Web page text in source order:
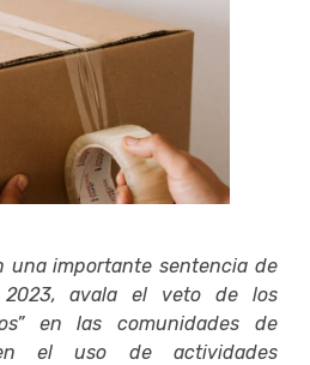
una importante sentencia de
avala el veto de los
en las comunidades de
el uso de actividades